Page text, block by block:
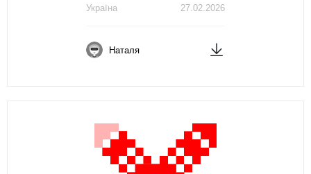
27.02.2026
Україна
Наталя